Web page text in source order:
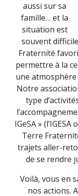
aussi sur sa
famille… et la
situation est
souvent
Fraternité
permettre à la
une atmosphère
Notre
type
IGeSA »
Terre
trajets aller-
de se rendre
Voilà, vous en
nos actions.